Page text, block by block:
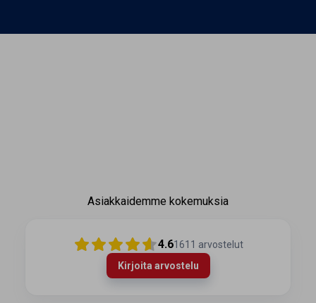
Asiakkaidemme kokemuksia
4.61611 arvostelut
Kirjoita arvostelu
Hyväksy